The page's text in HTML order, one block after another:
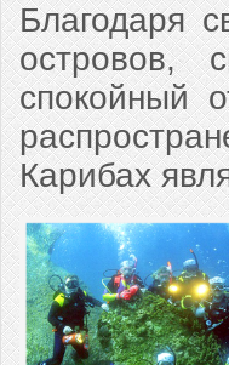
Благодаря
островов,
спокойный
Карибах